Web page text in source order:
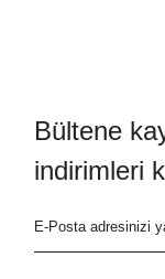
Bültene
indirimleri